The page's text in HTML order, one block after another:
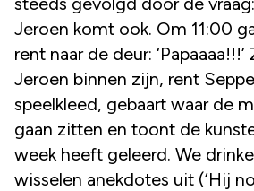
Jeroen komt ook. Om 11:00
rent naar de deur:
Jeroen binnen zijn, rent
speelkleed, gebaart waar de
gaan zitten en toont de
week heeft geleerd. We
wisselen anekdotes uit (‘Hij